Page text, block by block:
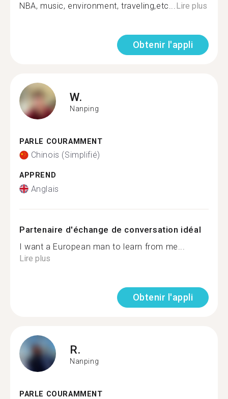
NBA, music, environment, traveling,etc... Lire plus
Obtenir l'appli
W.
Nanping
PARLE COURAMMENT
Chinois (Simplifié)
APPREND
Anglais
Partenaire d'échange de conversation idéal
I want a European man to learn from me...
Lire plus
Obtenir l'appli
R.
Nanping
PARLE COURAMMENT